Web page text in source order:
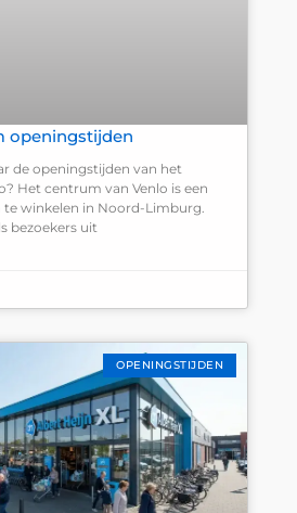
openingstijden
de openingstijden van het
Het centrum van Venlo is een
winkelen in Noord-Limburg.
bezoekers uit
OPENINGSTIJDEN